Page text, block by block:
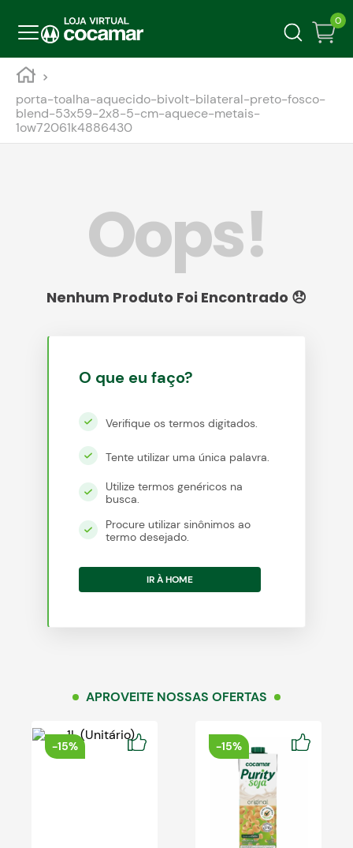
0
porta-toalha-aquecido-bivolt-bilateral-preto-fosco-
blend-53x59-2x8-5-cm-aquece-metais-
1ow72061k4886430
Oops!
O que eu faço?
Verifique os termos digitados.
Tente utilizar uma única palavra.
Utilize termos genéricos na
busca.
Procure utilizar sinônimos ao
termo desejado.
IR À HOME
APROVEITE NOSSAS OFERTAS
-15% -15%